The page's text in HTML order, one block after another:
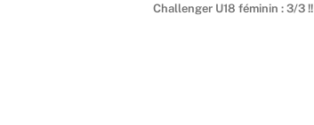
Challenger U18 féminin : 3/3 !!